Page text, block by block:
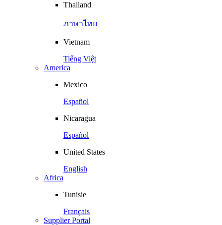
Thailand
ภาษาไทย
Vietnam
Tiếng Việt
America
Mexico
Español
Nicaragua
Español
United States
English
Africa
Tunisie
Français
Supplier Portal